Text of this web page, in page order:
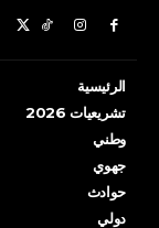
الرئيسية
تشريعيات 2026
وطني
جهوي
حوادث
دولي